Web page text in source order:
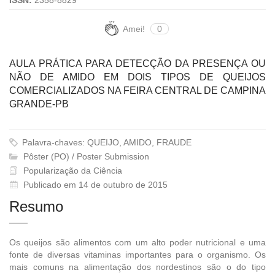
Amei! 0
AULA PRÁTICA PARA DETECÇÃO DA PRESENÇA OU
NÃO DE AMIDO EM DOIS TIPOS DE QUEIJOS
COMERCIALIZADOS NA FEIRA CENTRAL DE CAMPINA
GRANDE-PB
Palavra-chaves: QUEIJO, AMIDO, FRAUDE
Pôster (PO) / Poster Submission
Popularização da Ciência
Publicado em 14 de outubro de 2015
Resumo
Os queijos são alimentos com um alto poder nutricional e uma
fonte de diversas vitaminas importantes para o organismo. Os
mais comuns na alimentação dos nordestinos são o do tipo